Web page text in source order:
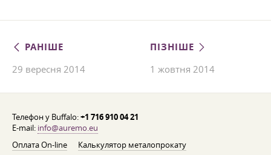
РАНІШЕ
29 вересня 2014
ПІЗНІШЕ
1 жовтня 2014
Телефон у Buffalo:+1 716 910 04 21
E-mail: info@auremo.eu
Оплата On-line
Калькулятор металопрокату